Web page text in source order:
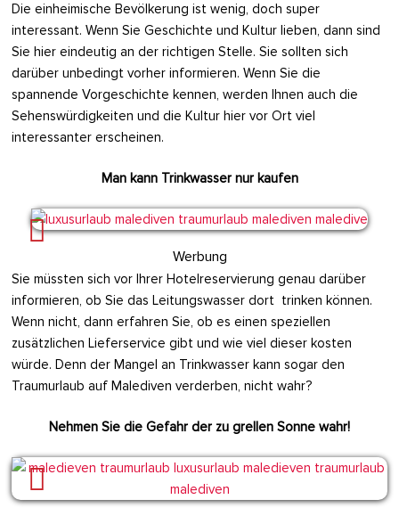
Die einheimische Bevölkerung ist wenig, doch super
interessant. Wenn Sie Geschichte und Kultur lieben, dann sind
Sie hier eindeutig an der richtigen Stelle. Sie sollten sich
darüber unbedingt vorher informieren. Wenn Sie die
spannende Vorgeschichte kennen, werden Ihnen auch die
Sehenswürdigkeiten und die Kultur hier vor Ort viel
interessanter erscheinen.
Man kann Trinkwasser nur kaufen
Werbung
Sie müssten sich vor Ihrer Hotelreservierung genau darüber
informieren, ob Sie das Leitungswasser dort trinken können.
Wenn nicht, dann erfahren Sie, ob es einen speziellen
zusätzlichen Lieferservice gibt und wie viel dieser kosten
würde. Denn der Mangel an Trinkwasser kann sogar den
Traumurlaub auf Malediven verderben, nicht wahr?
Nehmen Sie die Gefahr der zu grellen Sonne wahr!